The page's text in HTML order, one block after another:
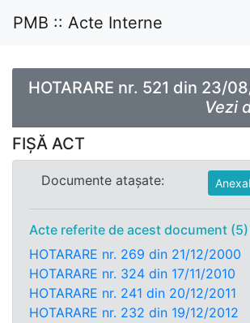
PMB :: Acte Interne
HOTARARE nr. 521 din 23/
Vezi
FIȘĂ ACT
Documente atașate:
Acte referite de acest document (5)
HOTARARE nr. 269 din 21/12/2000
HOTARARE nr. 324 din 17/11/2010
HOTARARE nr. 241 din 20/12/2011
HOTARARE nr. 232 din 19/12/2012